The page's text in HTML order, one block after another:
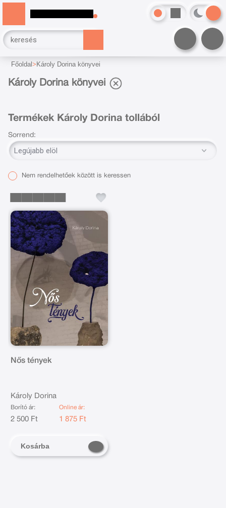
Főoldal Károly Dorina könyvei
Károly Dorina könyvei
Termékek Károly Dorina tollából
Sorrend:
Nem rendelhetőek között is keressen
Nős tények
Károly Dorina
Borító ár:
2 500 Ft
Online ár:
1 875 Ft
Kosárba